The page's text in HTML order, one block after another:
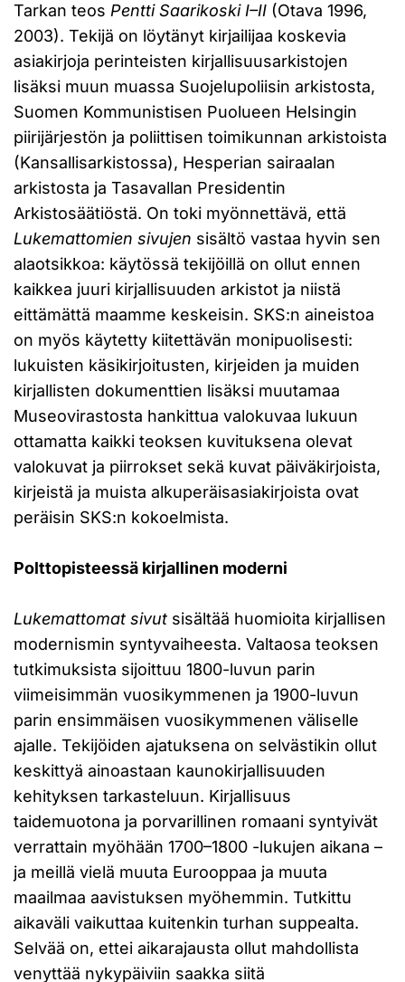
Tarkan teos Pentti Saarikoski I–II (Otava 1996,
2003). Tekijä on löytänyt kirjailijaa koskevia
asiakirjoja perinteisten kirjallisuusarkistojen
lisäksi muun muassa Suojelupoliisin arkistosta,
Suomen Kommunistisen Puolueen Helsingin
piirijärjestön ja poliittisen toimikunnan arkistoista
(Kansallisarkistossa), Hesperian sairaalan
arkistosta ja Tasavallan Presidentin
Arkistosäätiöstä. On toki myönnettävä, että
Lukemattomien sivujen sisältö vastaa hyvin sen
alaotsikkoa: käytössä tekijöillä on ollut ennen
kaikkea juuri kirjallisuuden arkistot ja niistä
eittämättä maamme keskeisin. SKS:n aineistoa
on myös käytetty kiitettävän monipuolisesti:
lukuisten käsikirjoitusten, kirjeiden ja muiden
kirjallisten dokumenttien lisäksi muutamaa
Museovirastosta hankittua valokuvaa lukuun
ottamatta kaikki teoksen kuvituksena olevat
valokuvat ja piirrokset sekä kuvat päiväkirjoista,
kirjeistä ja muista alkuperäisasiakirjoista ovat
peräisin SKS:n kokoelmista.
Polttopisteessä kirjallinen moderni
Lukemattomat sivut sisältää huomioita kirjallisen
modernismin syntyvaiheesta. Valtaosa teoksen
tutkimuksista sijoittuu 1800-luvun parin
viimeisimmän vuosikymmenen ja 1900-luvun
parin ensimmäisen vuosikymmenen väliselle
ajalle. Tekijöiden ajatuksena on selvästikin ollut
keskittyä ainoastaan kaunokirjallisuuden
kehityksen tarkasteluun. Kirjallisuus
taidemuotona ja porvarillinen romaani syntyivät
verrattain myöhään 1700–1800 -lukujen aikana –
ja meillä vielä muuta Eurooppaa ja muuta
maailmaa aavistuksen myöhemmin. Tutkittu
aikaväli vaikuttaa kuitenkin turhan suppealta.
Selvää on, ettei aikarajausta ollut mahdollista
venyttää nykypäiviin saakka siitä